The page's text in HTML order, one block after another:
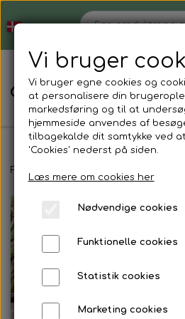
Hjem
Strømper der ikke
Om
Forside
Vi bruger
Vi bruger egne cookies og
at personalisere din
markedsføring og til at
hjemmeside anvendes af
tilbagekalde dit samtykke ved
'Cookies' nederst på siden.
Læs mere om cookies her
Nødvendige cookies
Funktionelle cookies
Statistik cookies
Marketing cookies